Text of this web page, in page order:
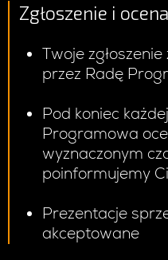
Zgłoszenie i
Twoje
przez Radę
Pod koniec
Programowa
wyznaczonym
poinformujemy
Prezentacje
akceptowane